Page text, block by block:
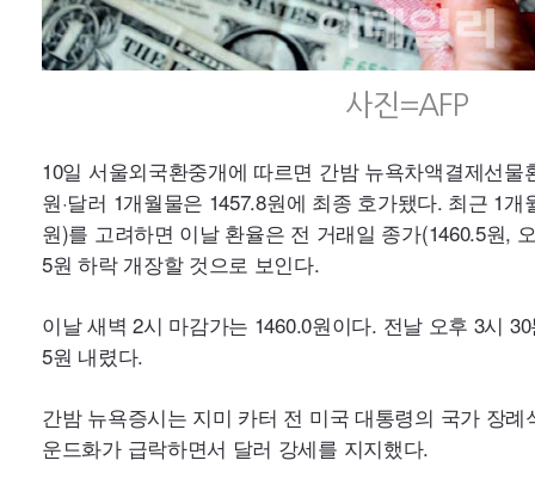
사진=AFP
10일 서울외국환중개에 따르면 간밤 뉴욕차액결제선물
원·달러 1개월물은 1457.8원에 최종 호가됐다. 최근 1
5원 하락 개장할 것으로 보인다.
5원 내렸다.
운드화가 급락하면서 달러 강세를 지지했다.